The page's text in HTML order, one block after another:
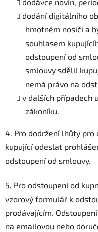
dodání digitálního
hmotném nosiči a
souhlasem
odstoupení od
smlouvy sdělil
nemá právo na
v dalších případech
zákoníku.
4. Pro dodržení lhůty
kupující odeslat
odstoupení od smlouvy.
5. Pro odstoupení od
vzorový formulář k
prodávajícím.
na emailovou nebo